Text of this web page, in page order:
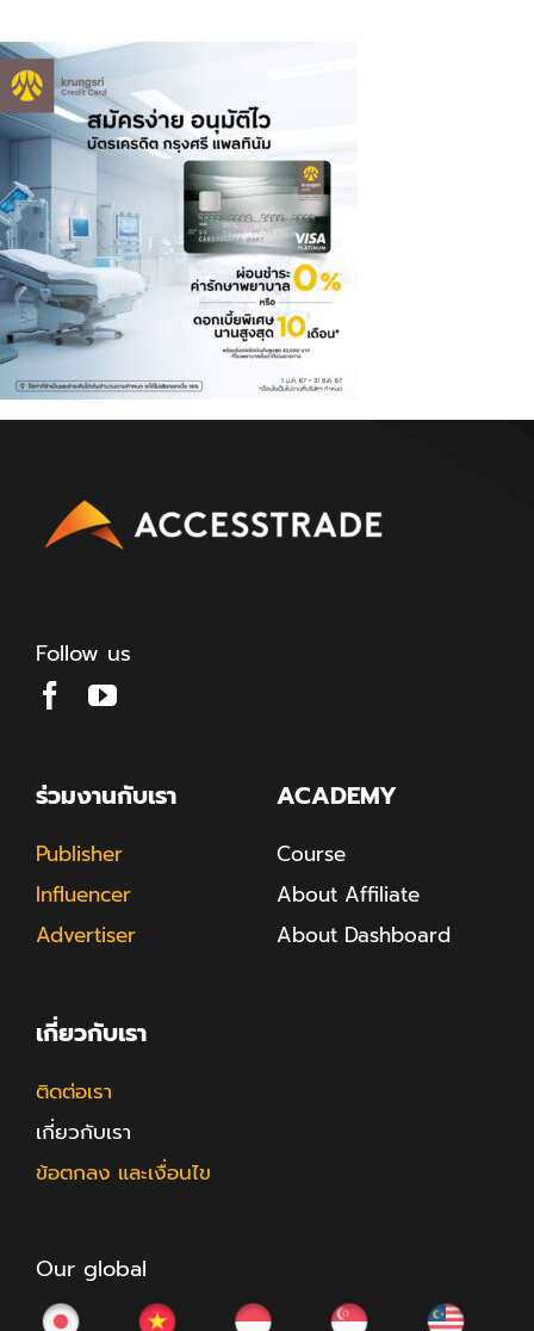
Follow us
ร่วมงานกับเรา
Publisher
Influencer
Advertiser
ACADEMY
Course
About Affiliate
About Dashboard
เกี่ยวกับเรา
ติดต่อเรา
เกี่ยวกับเรา
ข้อตกลง และเงื่อนไข
Our global